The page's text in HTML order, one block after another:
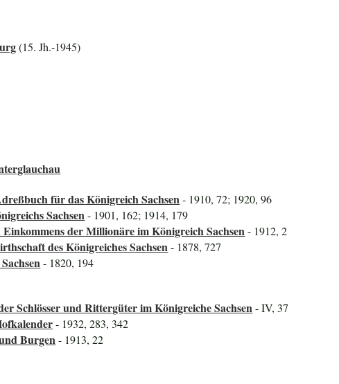
(15. Jh.-1945)
für das Königreich Sachsen- 1910, 72; 1920, 96
Sachsen- 1901, 162; 1914, 179
der Millionäre im Königreich Sachsen- 1912, 2
des Königreiches Sachsen- 1878, 727
- 1820, 194
Schlösser und Rittergüter im Königreiche Sachsen- IV, 37
- 1932, 283, 342
Burgen- 1913, 22